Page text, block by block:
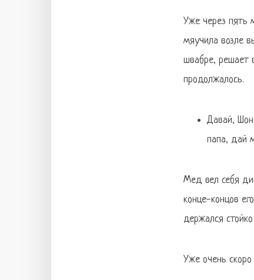
Уже через пять
мяучила возле
швабре, решает
продолжалось.
Давай,
папа, дай
Мед вел себя
конце-концов
держался
Уже очень